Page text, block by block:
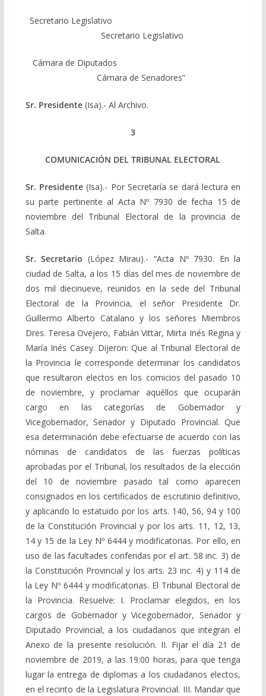
Secretario Legislativo
Secretario Legislativo
Cámara de Diputados
Cámara de Senadores”
Sr. Presidente(Isa).- Al Archivo.
3
COMUNICACIÓN DEL TRIBUNAL ELECTORAL
Sr. Presidente(Isa).- Por Secretaría se dará lectura en
su parte pertinente al Acta Nº 7930 de fecha 15 de
noviembre del Tribunal Electoral de la provincia de
Salta.
Sr. Secretario (López Mirau).- “Acta Nº 7930. En la
ciudad de Salta, a los 15 días del mes de noviembre de
dos mil diecinueve, reunidos en la sede del Tribunal
Electoral de la Provincia, el señor Presidente Dr.
Guillermo Alberto Catalano y los señores Miembros
Dres. Teresa Ovejero, Fabián Vittar, Mirta Inés Regina y
María Inés Casey. Dijeron: Que al Tribunal Electoral de
la Provincia le corresponde determinar los candidatos
que resultaron electos en los comicios del pasado 10
de noviembre, y proclamar aquéllos que ocuparán
cargo en las categorías de Gobernador y
Vicegobernador, Senador y Diputado Provincial. Que
esa determinación debe efectuarse de acuerdo con las
nóminas de candidatos de las fuerzas políticas
aprobadas por el Tribunal, los resultados de la elección
del 10 de noviembre pasado tal como aparecen
consignados en los certificados de escrutinio definitivo,
y aplicando lo estatuido por los arts. 140, 56, 94 y 100
de la Constitución Provincial y por los arts. 11, 12, 13,
14 y 15 de la Ley Nº 6444 y modificatorias. Por ello, en
uso de las facultades conferidas por el art. 58 inc. 3) de
la Constitución Provincial y los arts. 23 inc. 4) y 114 de
la Ley Nº 6444 y modificatorias. El Tribunal Electoral de
la Provincia. Resuelve: I. Proclamar elegidos, en los
cargos de Gobernador y Vicegobernador, Senador y
Diputado Provincial, a los ciudadanos que integran el
Anexo de la presente resolución. II. Fijar el día 21 de
noviembre de 2019, a las 19:00 horas, para que tenga
lugar la entrega de diplomas a los ciudadanos electos,
en el recinto de la Legislatura Provincial. III. Mandar que